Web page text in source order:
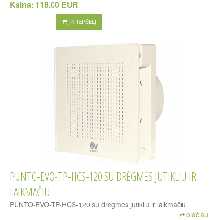
Kaina: 118.00 EUR
Į KREPŠELĮ
PUNTO-EVO-TP-HCS-120 SU DRĖGMĖS JUTIKLIU IR
LAIKMAČIU
PUNTO-EVO-TP-HCS-120 su drėgmės jutikliu ir laikmačiu
plačiau